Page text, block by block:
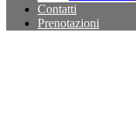
Contatti
Prenotazioni